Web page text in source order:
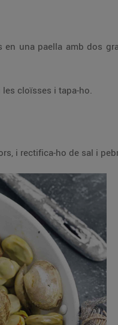
una paella amb dos
cloïsses i tapa-ho.
i rectifica-ho de sal i